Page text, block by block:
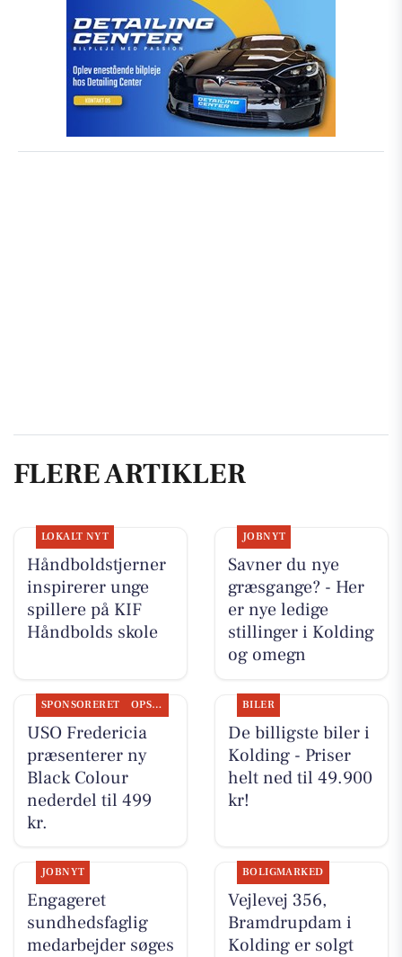
FLERE ARTIKLER
LOKALT NYT
Håndboldstjerner
inspirerer unge
spillere på KIF
Håndbolds skole
JOBNYT
Savner du nye
græsgange? - Her
er nye ledige
stillinger i Kolding
og omegn
SPONSORERET OPSLAGSTAVLEN
USO Fredericia
præsenterer ny
Black Colour
nederdel til 499
kr.
BILER
De billigste biler i
Kolding - Priser
helt ned til 49.900
kr!
JOBNYT
Engageret
sundhedsfaglig
medarbejder søges
BOLIGMARKED
Vejlevej 356,
Bramdrupdam i
Kolding er solgt